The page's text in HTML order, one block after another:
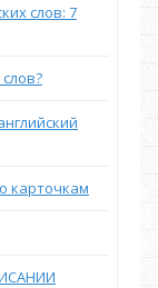
слов: 7
карточкам